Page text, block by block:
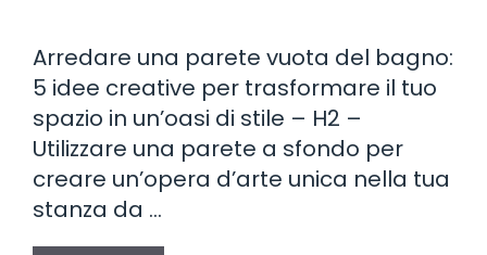
Arredare una parete vuota del bagno:
5 idee creative per trasformare il tuo
spazio in un’oasi di stile – H2 –
Utilizzare una parete a sfondo per
creare un’opera d’arte unica nella tua
stanza da …